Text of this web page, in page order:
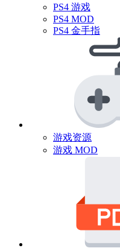
PS4 游戏
PS4 MOD
PS4 金手指
游戏资源
游戏 MOD